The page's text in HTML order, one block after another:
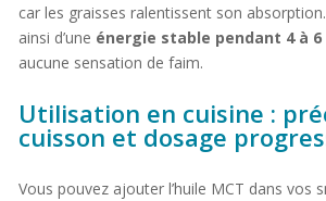
car les graisses ralentissent son
ainsi d’une énergie stable pendant 4 à 6
aucune sensation de faim.
Utilisation en cuisine :
cuisson et dosage
Vous pouvez ajouter l’huile MCT dans vos